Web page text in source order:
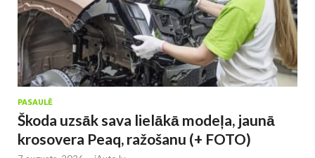
PASAULĒ
Škoda uzsāk sava lielākā modeļa, jaunā
krosovera Peaq, ražošanu (+ FOTO)